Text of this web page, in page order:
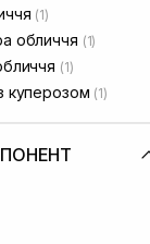
(1)
обличчя (1)
(1)
куперозом (1)